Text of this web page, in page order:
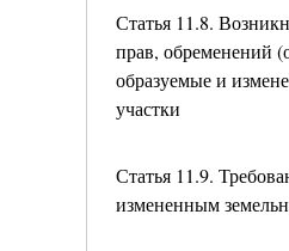
Статья 11.8.
прав, обременений
образуемые и
участки
Статья 11.9.
измененным